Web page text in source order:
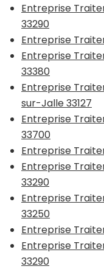
Entreprise
33290
Entreprise
Entreprise
33380
Entreprise
sur-Jalle 33127
Entreprise
33700
Entreprise
Entreprise
33290
Entreprise
33250
Entreprise
Entreprise
33290